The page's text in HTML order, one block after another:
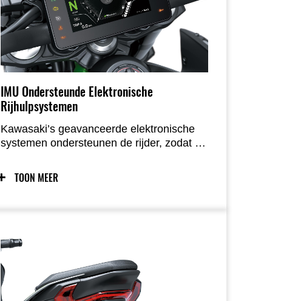
IMU Ondersteunde Elektronische
Rijhulpsystemen
Kawasaki’s geavanceerde elektronische
systemen ondersteunen de rijder, zodat er
rijervaring. Feedback van de IMU verhoogt
onder andere de precisie van het ABS.
TOON MEER